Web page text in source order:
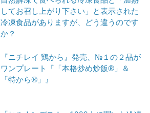
してお召し上がり下さい」と表示された
冷凍食品がありますが、どう違うのです
か？
『ニチレイ 鶏から』発売、№１の２品が
ワンプレート『「本格炒め炒飯®」＆
「特から®」』